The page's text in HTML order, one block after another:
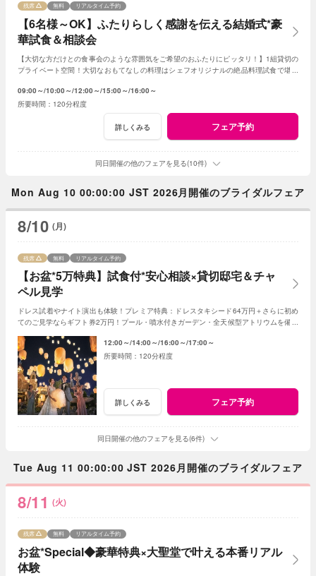
【6名様～OK】ふたりらしく感謝を伝える結婚式*豪
華試食＆相談会
残席 無料 リアルタイム予約
【大切な方だけとの食事会のような雰囲気をご希望のおふたりにピッタリ！】1組貸切の
プライベート空間！大切なおもてなしの料理はシェフオリジナルの絶品料理試食で堪能
09:00～ 10:00～ 12:00～ 15:00～ 16:00～
120分程度
詳しくみる フェア予約
同日開催の他のフェアを見る(10件)
Mon Aug 10 00:00:00 JST 2026月開催のブライダルフェア
8/10 (月)
【お盆*5万特典】試食付*安心相談×貸切邸宅＆チャ
ペル見学
残席 無料 リアルタイム予約
ドレス試着やナイト演出も体験！プレミア特典：ドレスタキシード64万円＋さらに初め
てのご見学ならギフト券2万円！プール・噴水付きガーデン・全天候型アトリウムを備え
12:00～ 14:00～ 16:00～ 17:00～
120分程度
詳しくみる フェア予約
同日開催の他のフェアを見る(6件)
Tue Aug 11 00:00:00 JST 2026月開催のブライダルフェア
8/11 (火)
お盆*Special◆豪華特典×大聖堂で叶える本番リアル
体験
残席 無料 リアルタイム予約